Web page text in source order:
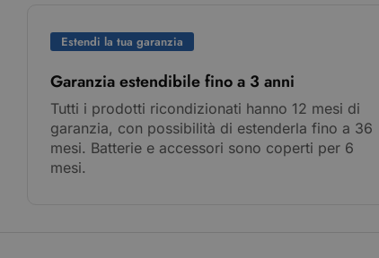
Estendi la tua garanzia
Garanzia estendibile fino a 3 anni
Tutti i prodotti ricondizionati hanno 12 mesi di
garanzia, con possibilità di estenderla fino a 36
mesi. Batterie e accessori sono coperti per 6
mesi.